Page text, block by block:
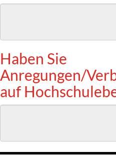
Haben Sie
Anregungen/
auf